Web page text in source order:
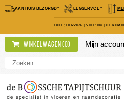
AAN HUIS BEZORGD* LEGSERVICE *
CODE; DHZ2026 |SHOP NÚ |OF KOM
Winkelwagen (0) Mijn